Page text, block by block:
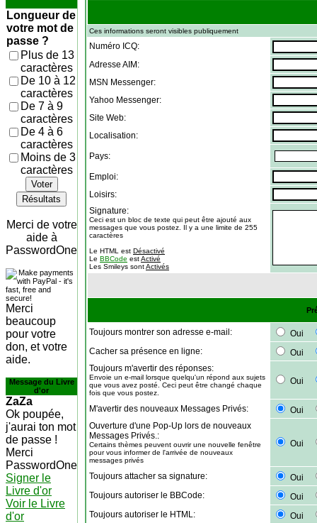
Longueur de
votre mot de
passe ?
Plus de 13
caractères
De 10 à 12
caractères
De 7 à 9
caractères
De 4 à 6
caractères
Moins de 3
caractères
Voter
Résultats
Merci de votre
aide à
PasswordOne
Merci
beaucoup
pour votre
don, et votre
aide.
Message du Livre
d'or
ZaZa
Ok poupée,
j'aurai ton mot
de passe !
Merci
PasswordOne
Signer le
Livre d'or
Voir le Livre
d'or
Ces informations seront visibles publiquement
Numéro ICQ:
Adresse AIM:
MSN Messenger:
Yahoo Messenger:
Site Web:
Localisation:
Pays:
Emploi:
Loisirs:
Signature:
Ceci est un bloc de texte qui peut être ajouté aux
messages que vous postez. Il y a une limite de 255
caractères
Le HTML est Désactivé
Le BBCode estActivé
Les Smileys sontActivés
Toujours montrer son adresse e-mail:
Oui
Cacher sa présence en ligne:
Oui
Toujours m'avertir des réponses:
Envoie un e-mail lorsque quelqu'un répond aux sujets
que vous avez posté. Ceci peut être changé chaque
fois que vous postez.
Oui
M'avertir des nouveaux Messages Privés:
Oui
Ouverture d'une Pop-Up lors de nouveaux
Messages Privés.:
Certains thèmes peuvent ouvrir une nouvelle fenêtre
pour vous informer de l'arrivée de nouveaux
messages privés
Oui
Toujours attacher sa signature:
Oui
Toujours autoriser le BBCode:
Oui
Toujours autoriser le HTML:
Oui